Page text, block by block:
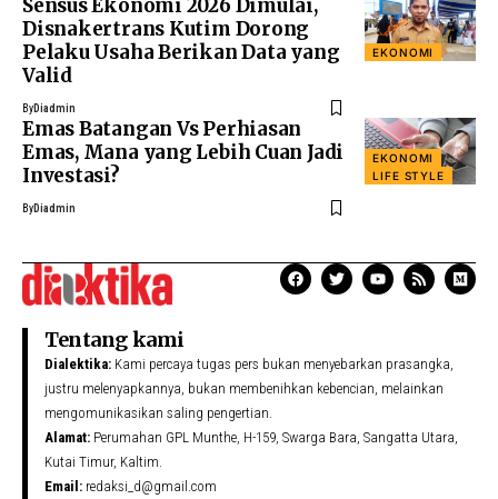
EKONOMI
Sensus Ekonomi 2026 Dimulai,
Disnakertrans Kutim Dorong
Pelaku Usaha Berikan Data yang
Valid
ByDiadmin
EKONOMI
LIFE STYLE
Emas Batangan Vs Perhiasan
Emas, Mana yang Lebih Cuan Jadi
Investasi?
ByDiadmin
Tentang kami
Dialektika: Kami percaya tugas pers bukan menyebarkan prasangka,
justru melenyapkannya, bukan membenihkan kebencian, melainkan
mengomunikasikan saling pengertian.
Alamat: Perumahan GPL Munthe, H-159, Swarga Bara, Sangatta Utara,
Kutai Timur, Kaltim.
Email: redaksi_d@gmail.com